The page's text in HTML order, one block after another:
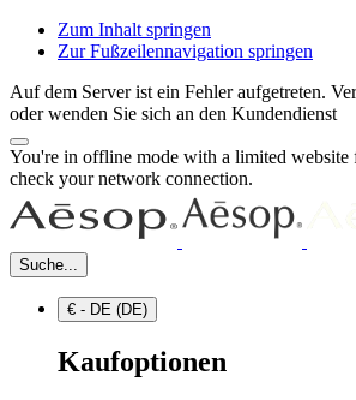
Zum Inhalt springen
Zur Fußzeilennavigation springen
Auf dem Server ist ein Fehler aufgetreten.
oder wenden Sie sich an den Kundendienst
You're in offline mode with a limited website
check your network connection.
Suche...
€ - DE (DE)
Kaufoptionen